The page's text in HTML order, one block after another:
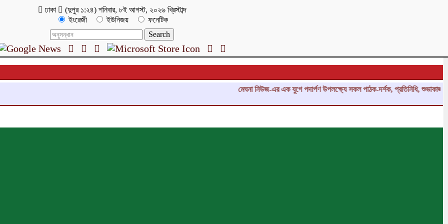
ঢাকা (দুপুর ১:২৪) শনিবার, ৮ই আগস্ট, ২০২৬ খ্রিস্টাব্দ
ইংরেজী
ইউনিজয় ফনেটিক
মেঘনা নিউজ-এর এক যুগে পদার্পণ উপলক্ষ্যে সকল পাঠক-দর্শক, প্রতিনিধি, শুভাকাঙ্ক্ষী,